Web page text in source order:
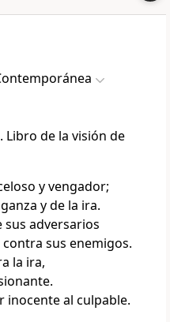
Libro de la visión de
y vengador;
y de la ira.
sus adversarios
sus enemigos.
la ira,
inocente al culpable.